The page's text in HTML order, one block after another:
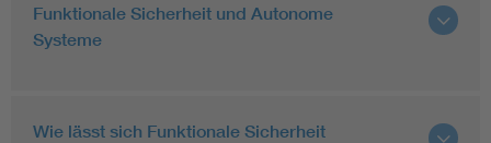
Funktionale Sicherheit und Autonome
Systeme
Wie lässt sich Funktionale Sicherheit